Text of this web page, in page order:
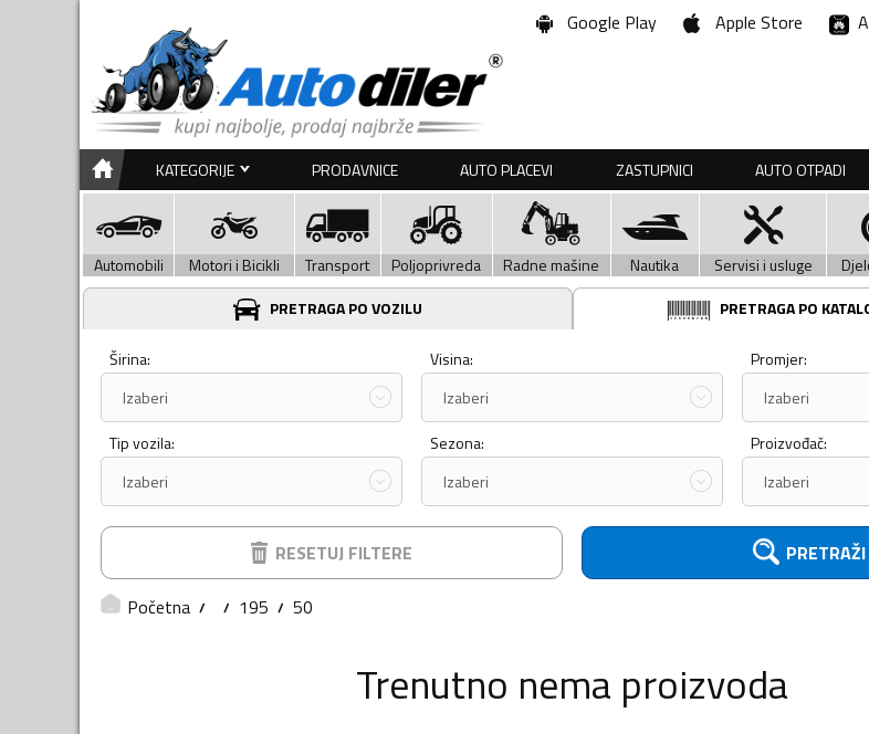
Google Play Apple Store
KATEGORIJE PRODAVNICE AUTO PLACEVI ZASTUPNICI AUTO OTPADI
Automobili Motori i Bicikli Transport Poljoprivreda Radne mašine Nautika Servisi i usluge
PRETRAGA PO VOZILU
PRETRAGA PO
Širina:
Izaberi
Visina:
Izaberi
Promjer:
Izaberi
Tip vozila:
Izaberi
Sezona:
Izaberi
Proizvođač:
Izaberi
RESETUJ FILTERE PRETRAŽI
Početna 195 50
Trenutno nema proizvoda